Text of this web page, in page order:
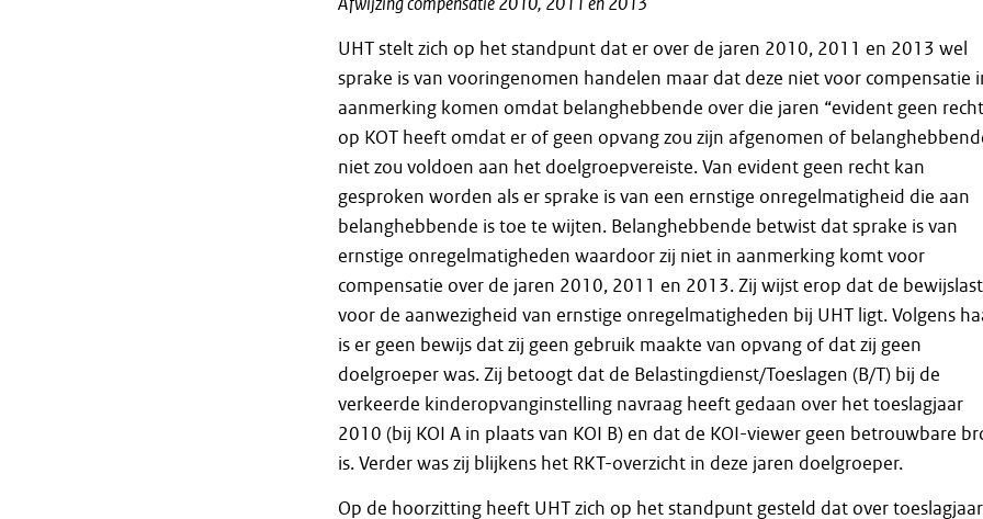
UHT stelt zich op het standpunt dat er over de jaren 2010, 2011 en 2013 wel
sprake is van vooringenomen handelen maar dat deze niet voor compensatie
aanmerking komen omdat belanghebbende over die jaren “evident geen
op KOT heeft omdat er of geen opvang zou zijn afgenomen of
niet zou voldoen aan het doelgroepvereiste. Van evident geen recht kan
gesproken worden als er sprake is van een ernstige onregelmatigheid die aan
belanghebbende is toe te wijten. Belanghebbende betwist dat sprake is van
ernstige onregelmatigheden waardoor zij niet in aanmerking komt voor
compensatie over de jaren 2010, 2011 en 2013. Zij wijst erop dat de bewijslast
voor de aanwezigheid van ernstige onregelmatigheden bij UHT ligt. Volgens
is er geen bewijs dat zij geen gebruik maakte van opvang of dat zij geen
doelgroeper was. Zij betoogt dat de Belastingdienst/Toeslagen (B/T) bij de
verkeerde kinderopvanginstelling navraag heeft gedaan over het toeslagjaar
2010 (bij KOI A in plaats van KOI B) en dat de KOI-viewer geen betrouwbare
is. Verder was zij blijkens het RKT-overzicht in deze jaren doelgroeper.
Op de hoorzitting heeft UHT zich op het standpunt gesteld dat over toeslagjaar